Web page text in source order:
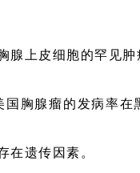
腺上皮细胞的罕见
国胸腺瘤的发病率
在遗传因素。